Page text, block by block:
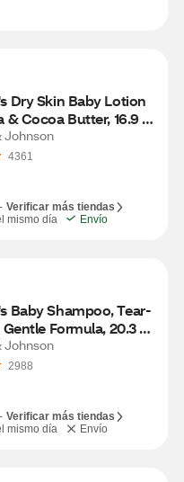
Dry Skin Baby Lotion
& Cocoa Butter, 16.9
Johnson
4361
Verificar más tiendas
mismo día
Envío
Baby Shampoo, Tear-
Formula, 20.3 fl.
Johnson
2988
Verificar más tiendas
mismo día
Envío